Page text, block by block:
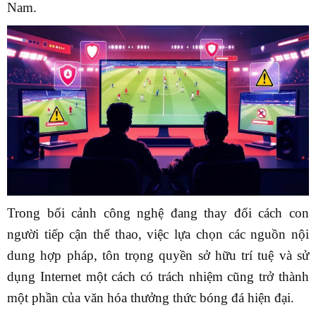
Nam.
Trong bối cảnh công nghệ đang thay đổi cách con
người tiếp cận thể thao, việc lựa chọn các nguồn nội
dung hợp pháp, tôn trọng quyền sở hữu trí tuệ và sử
dụng Internet một cách có trách nhiệm cũng trở thành
một phần của văn hóa thưởng thức bóng đá hiện đại.